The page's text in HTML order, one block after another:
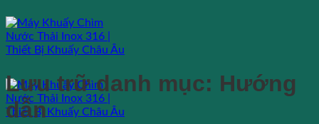
qua
nội
dung
Lưu trữ danh mục: Hướng
dẫn